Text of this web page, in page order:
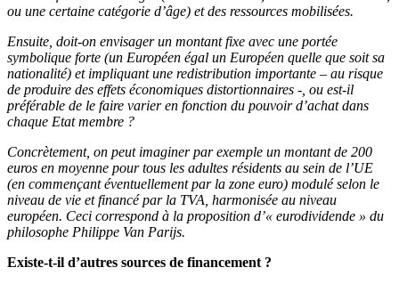
ou une certaine catégorie d’âge) et des ressources mobilisées.
Ensuite, doit-on envisager un montant fixe avec une portée
symbolique forte (un Européen égal un Européen quelle que soit sa
nationalité) et impliquant une redistribution importante – au risque
de produire des effets économiques distortionnaires -, ou est-il
préférable de le faire varier en fonction du pouvoir d’achat dans
chaque Etat membre ?
Concrètement, on peut imaginer par exemple un montant de 200
euros en moyenne pour tous les adultes résidents au sein de l’UE
(en commençant éventuellement par la zone euro) modulé selon le
niveau de vie et financé par la TVA, harmonisée au niveau
européen. Ceci correspond à la proposition d’« eurodividende » du
philosophe Philippe Van Parijs.
Existe-t-il d’autres sources de financement ?